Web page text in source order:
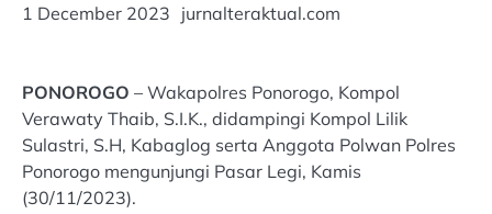
1 December 2023 jurnalteraktual.com
PONOROGO – Wakapolres Ponorogo, Kompol
Verawaty Thaib, S.I.K., didampingi Kompol Lilik
Sulastri, S.H, Kabaglog serta Anggota Polwan Polres
Ponorogo mengunjungi Pasar Legi, Kamis
(30/11/2023).